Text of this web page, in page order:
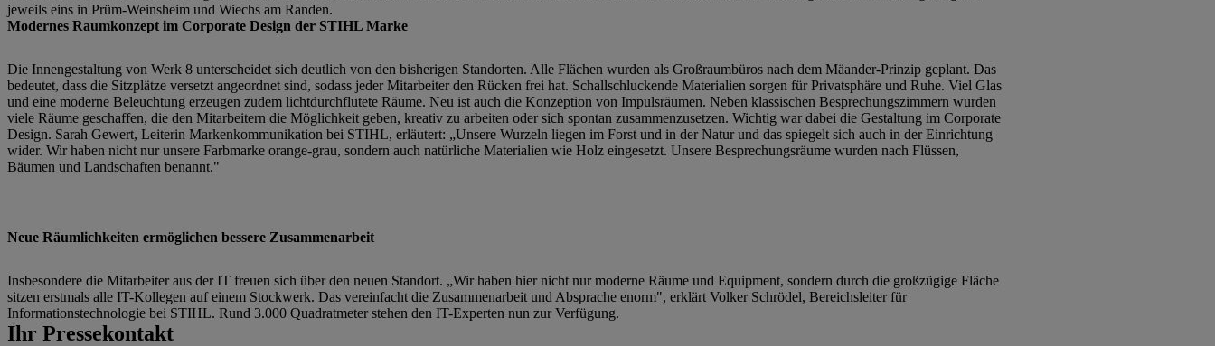
jeweils eins in Prüm-Weinsheim und Wiechs am Randen.
Modernes Raumkonzept im Corporate Design der STIHL Marke
Die Innengestaltung von Werk 8 unterscheidet sich deutlich von den bisherigen Standorten. Alle Flächen wurden als Großraumbüros nach dem Mäander-Prinzip geplant. Das
bedeutet, dass die Sitzplätze versetzt angeordnet sind, sodass jeder Mitarbeiter den Rücken frei hat. Schallschluckende Materialien sorgen für Privatsphäre und Ruhe. Viel Glas
und eine moderne Beleuchtung erzeugen zudem lichtdurchflutete Räume. Neu ist auch die Konzeption von Impulsräumen. Neben klassischen Besprechungszimmern wurden
viele Räume geschaffen, die den Mitarbeitern die Möglichkeit geben, kreativ zu arbeiten oder sich spontan zusammenzusetzen. Wichtig war dabei die Gestaltung im Corporate
Design. Sarah Gewert, Leiterin Markenkommunikation bei STIHL, erläutert: „Unsere Wurzeln liegen im Forst und in der Natur und das spiegelt sich auch in der Einrichtung
wider. Wir haben nicht nur unsere Farbmarke orange-grau, sondern auch natürliche Materialien wie Holz eingesetzt. Unsere Besprechungsräume wurden nach Flüssen,
Bäumen und Landschaften benannt."
Neue Räumlichkeiten ermöglichen bessere Zusammenarbeit
Insbesondere die Mitarbeiter aus der IT freuen sich über den neuen Standort. „Wir haben hier nicht nur moderne Räume und Equipment, sondern durch die großzügige Fläche
sitzen erstmals alle IT-Kollegen auf einem Stockwerk. Das vereinfacht die Zusammenarbeit und Absprache enorm", erklärt Volker Schrödel, Bereichsleiter für
Informationstechnologie bei STIHL. Rund 3.000 Quadratmeter stehen den IT-Experten nun zur Verfügung.
Ihr Pressekontakt